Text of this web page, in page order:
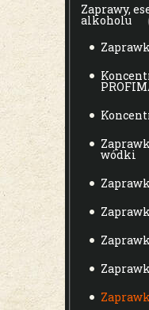
Zaprawy,
alkoholu
wódki